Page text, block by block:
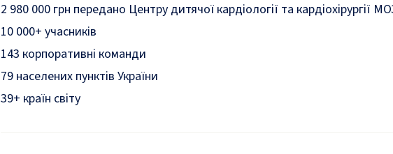
2 980 000 грн передано Центру дитячої кардіології та кардіохірургії
10 000+ учасників
143 корпоративні команди
79 населених пунктів України
39+ країн світу